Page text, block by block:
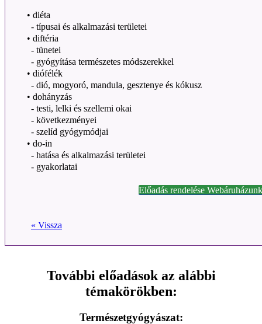
• diéta
- típusai és alkalmazási területei
• diftéria
- tünetei
- gyógyítása természetes módszerekkel
• diófélék
- dió, mogyoró, mandula, gesztenye és kókusz
• dohányzás
- testi, lelki és szellemi okai
- következményei
- szelíd gyógymódjai
• do-in
- hatása és alkalmazási területei
- gyakorlatai
Előadás rendelése
« Vissza
További előadások az alábbi
témakörökben:
Természetgyógyászat: